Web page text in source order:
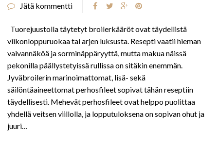
Jätä kommentti
Tuorejuustolla täytetyt broilerkääröt ovat täydellistä
viikonloppuruokaa tai arjen luksusta. Resepti vaatii hieman
vaivannäköä ja sorminäppäryyttä, mutta makua näissä
pekonilla päällystetyissä rullissa on sitäkin enemmän.
Jyväbroilerin marinoimattomat, lisä- sekä
säilöntäaineettomat perhosfileet sopivat tähän reseptiin
täydellisesti. Mehevät perhosfileet ovat helppo puolittaa
yhdellä veitsen viillolla, ja lopputuloksena on sopivan ohut ja
juuri…